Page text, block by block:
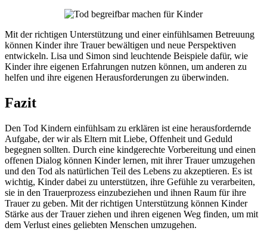
Mit der richtigen Unterstützung und einer einfühlsamen Betreuung
können Kinder ihre Trauer bewältigen und neue Perspektiven
entwickeln. Lisa und Simon sind leuchtende Beispiele dafür, wie
Kinder ihre eigenen Erfahrungen nutzen können, um anderen zu
helfen und ihre eigenen Herausforderungen zu überwinden.
Fazit
Den Tod Kindern einfühlsam zu erklären ist eine herausfordernde
Aufgabe, der wir als Eltern mit Liebe, Offenheit und Geduld
begegnen sollten. Durch eine kindgerechte Vorbereitung und einen
offenen Dialog können Kinder lernen, mit ihrer Trauer umzugehen
und den Tod als natürlichen Teil des Lebens zu akzeptieren. Es ist
wichtig, Kinder dabei zu unterstützen, ihre Gefühle zu verarbeiten,
sie in den Trauerprozess einzubeziehen und ihnen Raum für ihre
Trauer zu geben. Mit der richtigen Unterstützung können Kinder
Stärke aus der Trauer ziehen und ihren eigenen Weg finden, um mit
dem Verlust eines geliebten Menschen umzugehen.